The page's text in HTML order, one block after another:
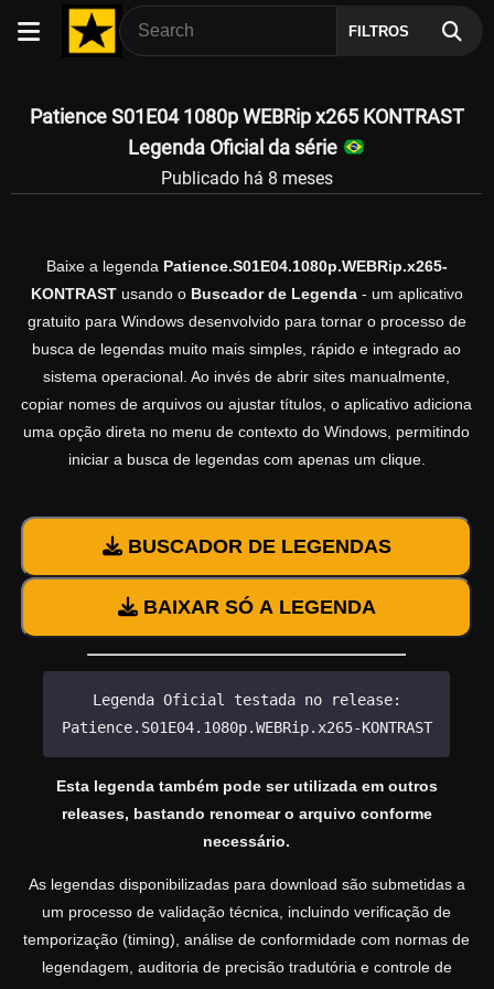
FILTROS
Patience S01E04 1080p WEBRip x265 KONTRAST
Legenda Oficial da série
Publicado há 8 meses
Baixe a legenda Patience.S01E04.1080p.WEBRip.x265-
KONTRASTusando o Buscador de Legenda- um aplicativo
gratuito para Windows desenvolvido para tornar o processo de
busca de legendas muito mais simples, rápido e integrado ao
sistema operacional. Ao invés de abrir sites manualmente,
copiar nomes de arquivos ou ajustar títulos, o aplicativo adiciona
uma opção direta no menu de contexto do Windows, permitindo
iniciar a busca de legendas com apenas um clique.
BUSCADOR DE LEGENDAS
BAIXAR SÓ A LEGENDA
Legenda Oficial testada no release:
Patience.S01E04.1080p.WEBRip.x265-KONTRAST
Esta legenda também pode ser utilizada em outros
releases, bastando renomear o arquivo conforme
necessário.
As legendas disponibilizadas para download são submetidas a
um processo de validação técnica, incluindo verificação de
temporização (timing), análise de conformidade com normas de
legendagem, auditoria de precisão tradutória e controle de